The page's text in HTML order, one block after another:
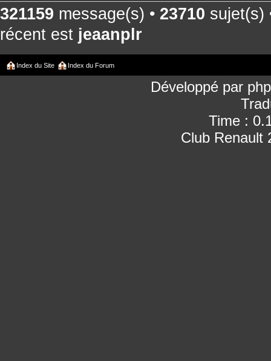
321159 message(s) • 23710 sujet(s)
récent est jeaanplr
Index du Site Index du Forum
Développé par
Time :
Club Renault